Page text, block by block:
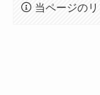
当ページの